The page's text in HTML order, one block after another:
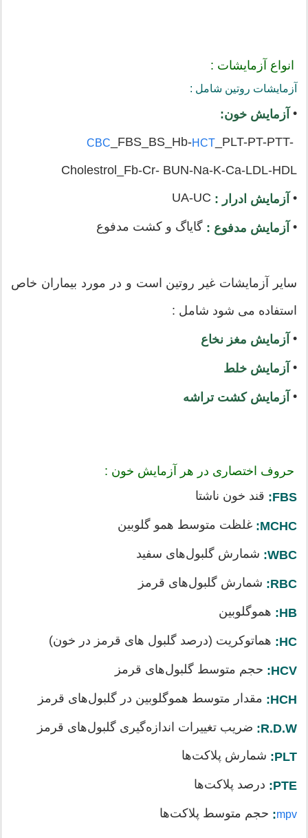
انواع آزمایشات :
آزمایشات روتین شامل :
• آزمایش خون:
CBC _FBS_BS_Hb-HCT _PLT-PT-PTT-
Cholestrol_Fb-Cr- BUN-Na-K-Ca-LDL-HDL
•آزمایش ادرار :
• آزمایش مدفوع : گایاگ و کشت مدفوع
سایر آزمایشات غیر روتین است و در مورد بیماران خاص
استفاده می شود شامل :
• آزمایش مغز نخاع
• آزمایش خلط
• آزمایش کشت تراشه
حروف اختصاری در هر آزمایش خون :
FBS:
قند خون ناشتا
MCHC: غلظت متوسط همو گلوبین
WBC: شمارش گلبول‌های سفید
RBC: شمارش گلبول‌های قرمز
HB: هموگلوبین
HC: هماتوکریت (درصد گلبول های قرمز در خون)
HCV: حجم متوسط گلبول‌های قرمز
HCH: مقدار متوسط هموگلوبین در گلبول‌های قرمز
R.D.W: ضریب تغییرات اندازه‌گیری گلبول‌های قرمز
PLT: شمارش پلاکت‌ها
PTE: درصد پلاکت‌ها
mpv
: حجم متوسط پلاکت‌ها